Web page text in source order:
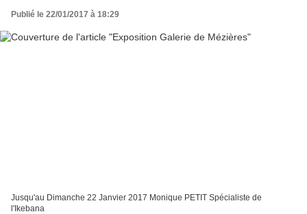
Publié le 22/01/2017 à 18:29
Jusqu'au Dimanche 22 Janvier 2017 Monique PETIT Spécialiste de
l'Ikebana